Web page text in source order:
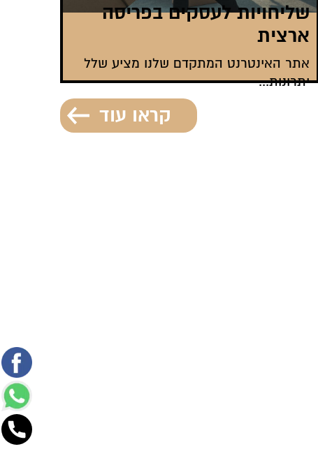
שליחויות לעסקים בפריסה
ארצית
אתר האינטרנט המתקדם שלנו מציע שלל
יתרונות...
קראו עוד